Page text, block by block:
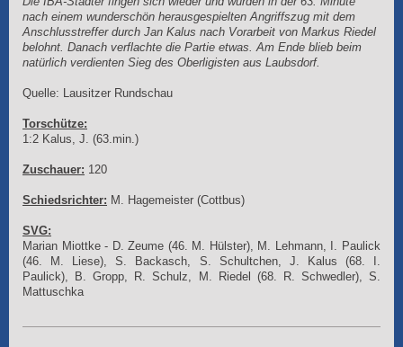
nach einem wunderschön herausgespielten Angriffszug mit dem
Anschlusstreffer durch Jan Kalus nach Vorarbeit von Markus Riedel
belohnt. Danach verflachte die Partie etwas. Am Ende blieb beim
natürlich verdienten Sieg des Oberligisten aus Laubsdorf.
Quelle: Lausitzer Rundschau
Torschütze:
1:2 Kalus, J. (63.min.)
Zuschauer: 120
Schiedsrichter: M. Hagemeister (Cottbus)
SVG:
Marian Miottke - D. Zeume (46. M. Hülster), M. Lehmann, I. Paulick
(46. M. Liese), S. Backasch, S. Schultchen, J. Kalus (68. I.
Paulick), B. Gropp, R. Schulz, M. Riedel (68. R. Schwedler), S.
Mattuschka